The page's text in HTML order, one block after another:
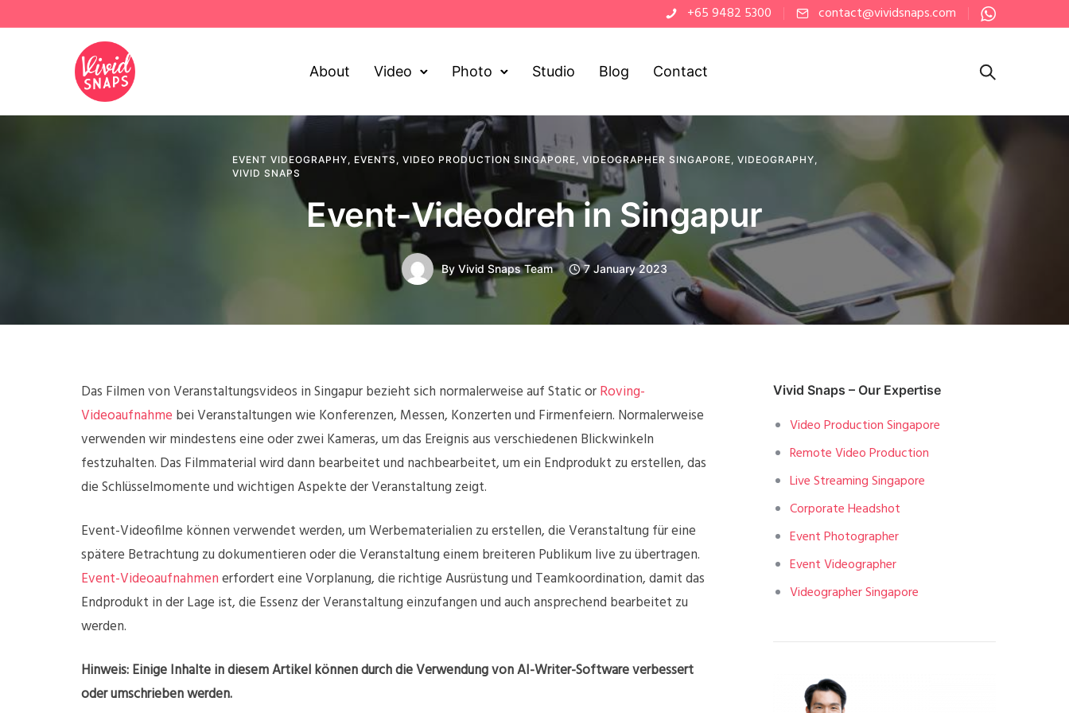
+65 9482 5300 contact@vividsnaps.com
About Video Photo Studio Blog Contact
EVENT VIDEOGRAPHY, EVENTS , VIDEO PRODUCTION SINGAPORE, VIDEOGRAPHER SINGAPORE, VIDEOGRAPHY,
VIVID SNAPS
Event-Videodreh in Singapur
By Vivid Snaps Team 7 January 2023
Das Filmen von Veranstaltungsvideos in Singapur bezieht sich normalerweise auf Static orRoving-
Videoaufnahme bei Veranstaltungen wie Konferenzen, Messen, Konzerten und Firmenfeiern. Normalerweise
verwenden wir mindestens eine oder zwei Kameras, um das Ereignis aus verschiedenen Blickwinkeln
festzuhalten. Das Filmmaterial wird dann bearbeitet und nachbearbeitet, um ein Endprodukt zu erstellen, das
die Schlüsselmomente und wichtigen Aspekte der Veranstaltung zeigt.
Event-Videofilme können verwendet werden, um Werbematerialien zu erstellen, die Veranstaltung für eine
spätere Betrachtung zu dokumentieren oder die Veranstaltung einem breiteren Publikum live zu übertragen.
Event-Videoaufnahmenerfordert eine Vorplanung, die richtige Ausrüstung und Teamkoordination, damit das
Endprodukt in der Lage ist, die Essenz der Veranstaltung einzufangen und auch ansprechend bearbeitet zu
werden.
Hinweis: Einige Inhalte in diesem Artikel können durch die Verwendung von AI-Writer-Software verbessert
oder umschrieben werden.
Vivid Snaps – Our Expertise
Video Production Singapore
Remote Video Production
Live Streaming Singapore
Corporate Headshot
Event Photographer
Event Videographer
Videographer Singapore